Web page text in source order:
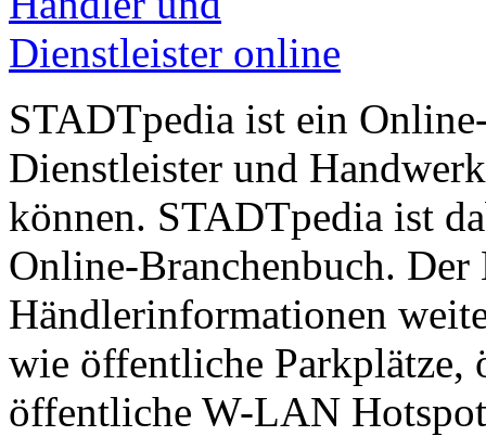
STADTpedia ist ein
Dienstleister und
können. STADTpedia ist
Online-Branchenbuch. Der
Händlerinformationen
wie öffentliche Parkplätze,
öffentliche W-LAN